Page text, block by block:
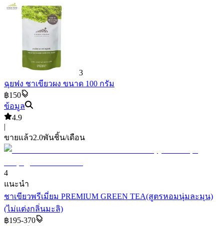
3
ฉุยฟง ชาเขียวผง ขนาด 100 กรัม
฿150
ข้อมูล
4.9
|
ขายแล้ว2.0พันชิ้น/เดือน
4
แนะนำ
ชาเขียวพรีเมี่ยม PREMIUM GREEN TEA(สูตรหอมนุ่มละมุน)
(ไม่แต่งกลิ่นมะลิ)
฿195-370